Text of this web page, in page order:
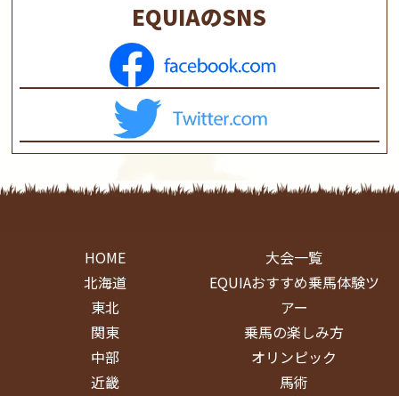
EQUIAのSNS
HOME
北海道
東北
関東
中部
近畿
大会一覧
EQUIAおすすめ乗馬体験ツ
アー
乗馬の楽しみ方
オリンピック
馬術